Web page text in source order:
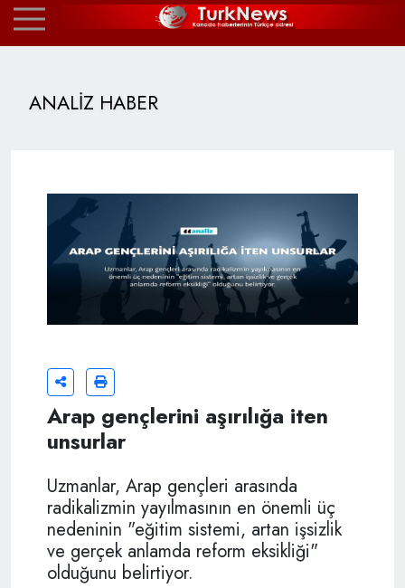
ANALİZ HABER
Arap gençlerini aşırılığa iten
unsurlar
Uzmanlar, Arap gençleri arasında
radikalizmin yayılmasının en önemli üç
nedeninin "eğitim sistemi, artan işsizlik
ve gerçek anlamda reform eksikliği"
olduğunu belirtiyor.